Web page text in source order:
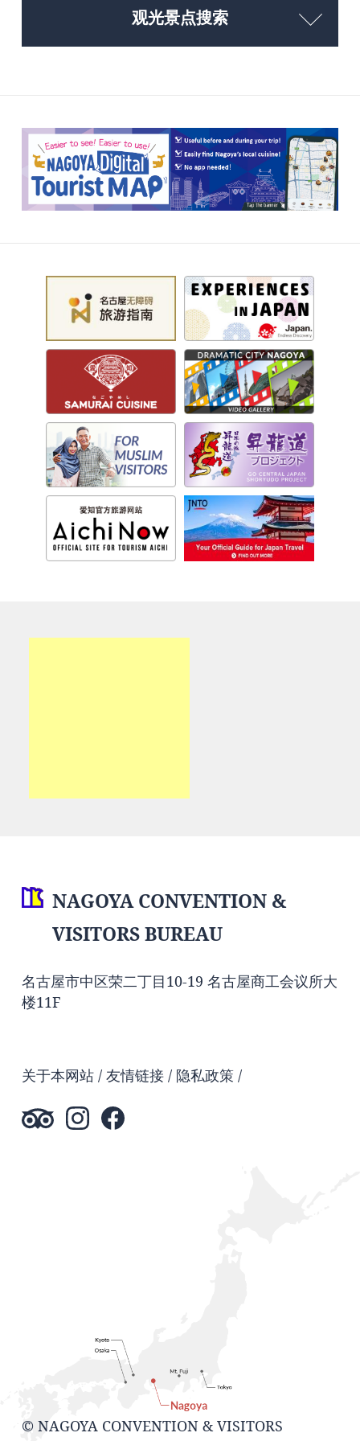
观光景点搜索
NAGOYA CONVENTION &
VISITORS BUREAU
名古屋市中区荣二丁目10-19 名古屋商工会议所大
楼11F
关于本网站 友情链接 隐私政策
© NAGOYA CONVENTION & VISITORS